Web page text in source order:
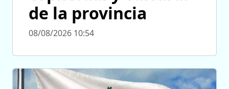
de la provincia
08/08/2026 10:54